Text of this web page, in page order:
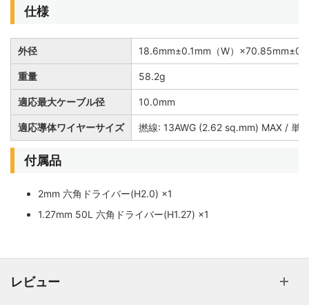
仕様
外径 18.6mm±0.1mm（W）
重量 58.2g
適応最大ケーブル径 10.0mm
適応導体ワイヤーサイズ 撚線: 13AWG (2.62 sq.mm) MAX / 単
付属品
2mm 六角ドライバー(H2.0) ×1
1.27mm 50L 六角ドライバー(H1.27) ×1
レビュー